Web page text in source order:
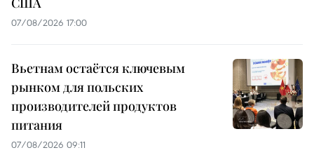
07/08/2026 17:00
Вьетнам остаётся ключевым
рынком для польских
производителей продуктов
питания
07/08/2026 09:11